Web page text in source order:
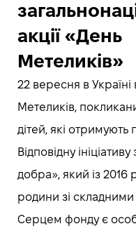
акції «День
Метеликів»
22 вересня в
Метеликів,
дітей, які отримують
Відповідну
добра», який із 2016
родини зі
Серцем фонду є